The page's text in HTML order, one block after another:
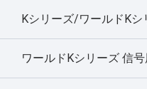
Kシリーズ/ワールドKシ
ワールドKシリーズ 信